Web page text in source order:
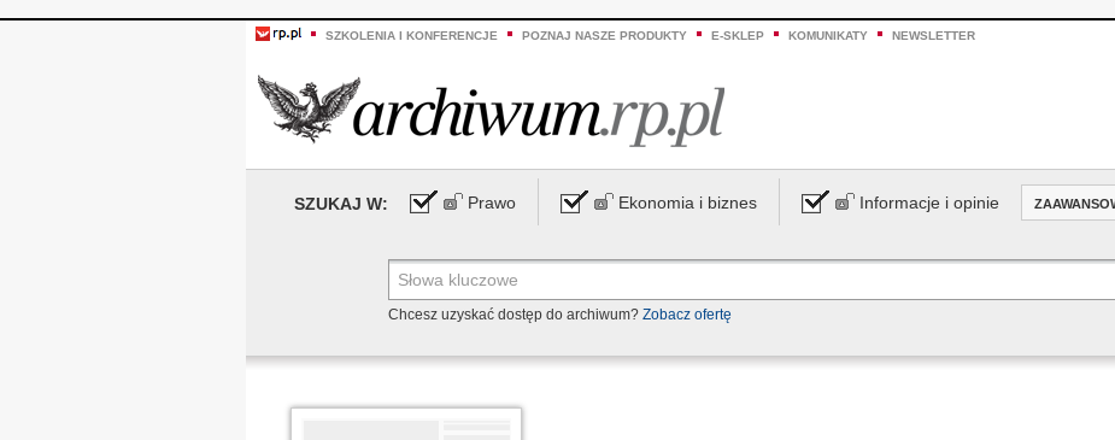
SZKOLENIA I KONFERENCJE POZNAJ NASZE PRODUKTY E-SKLEP KOMUNIKATY NEWSLETTER
SZUKAJ W: Prawo Ekonomia i biznes Informacje i opinie
Chcesz uzyskać dostęp do archiwum? Zobacz ofertę